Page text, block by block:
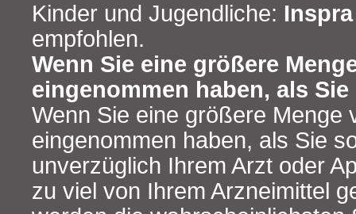
Kinder und Jugendliche: Inspra
empfohlen.
Wenn Sie eine größere
eingenommen haben, als
Wenn Sie eine größere Menge
eingenommen haben, als Sie
unverzüglich Ihrem Arzt oder
zu viel von Ihrem Arzneimittel